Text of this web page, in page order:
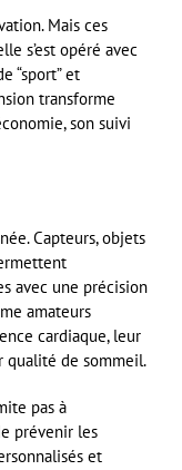
Mais ces
s’est opéré avec
“sport” et
transforme
son suivi
Capteurs, objets
avec une précision
amateurs
cardiaque, leur
qualité de sommeil.
pas à
prévenir les
et